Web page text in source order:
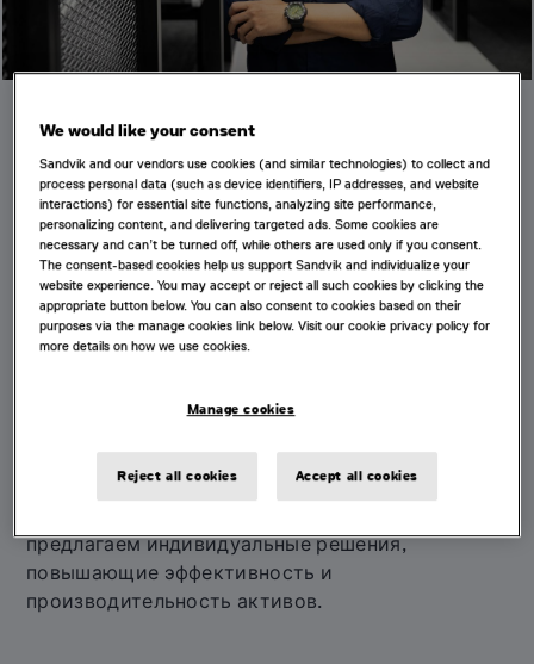
КОНСАЛТИНГОВЫЕ УСЛУГИ DESWIK
Превращение трудностей в
возможности
Являясь одной из крупнейших консалтинговых
используем свой обширный опыт для решениях
стоящих перед вами задач. Сочетая местный
предлагаем индивидуальные решения,
повышающие эффективность и
производительность активов.
We would like your consent
Sandvik and our vendors use cookies (and similar technologies) to collect and
process personal data (such as device identifiers, IP addresses, and website
interactions) for essential site functions, analyzing site performance,
personalizing content, and delivering targeted ads. Some cookies are
necessary and can’t be turned off, while others are used only if you consent.
The consent-based cookies help us support Sandvik and individualize your
website experience. You may accept or reject all such cookies by clicking the
appropriate button below. You can also consent to cookies based on their
purposes via the manage cookies link below. Visit our cookie privacy policy for
more details on how we use cookies.
Manage cookies
Reject all cookies Accept all cookies